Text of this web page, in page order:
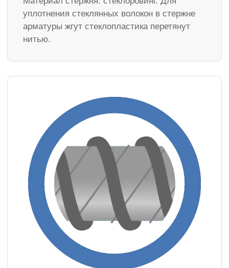
уплотнения стеклянных волокон в стержне
арматуры жгут стеклопластика перетянут
нитью.